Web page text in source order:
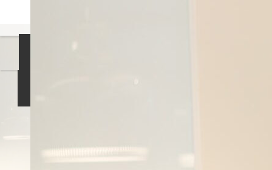
島袋尚美の就活相談